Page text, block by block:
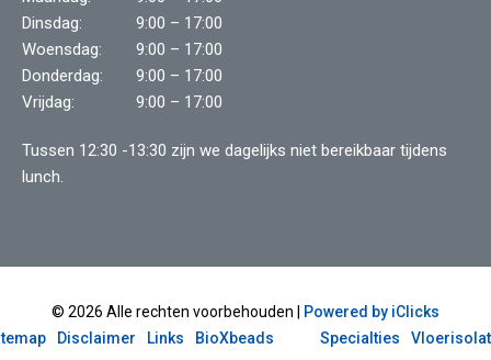
Dinsdag:
9:00 – 17:00
Woensdag:
9:00 – 17:00
Donderdag:
9:00 – 17:00
Vrijdag:
9:00 – 17:00
Tussen 12:30 -13:30 zijn we dagelijks niet bereikbaar tijdens
lunch.
© 2026 Alle rechten voorbehouden |
Powered by iClicks
Disclaimer Links
BioXbeads
Specialties